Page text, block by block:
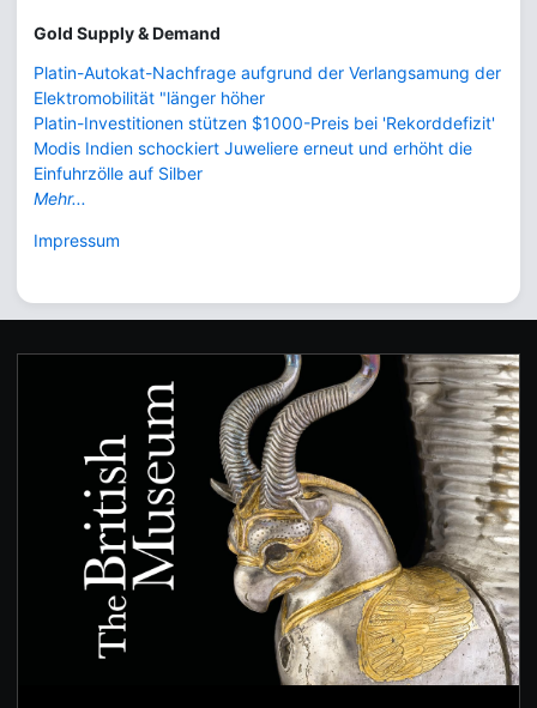
Gold Supply & Demand
Platin-Autokat-Nachfrage aufgrund der Verlangsamung der
Elektromobilität "länger höher
Platin-Investitionen stützen $1000-Preis bei 'Rekorddefizit'
Modis Indien schockiert Juweliere erneut und erhöht die
Einfuhrzölle auf Silber
Mehr...
Impressum